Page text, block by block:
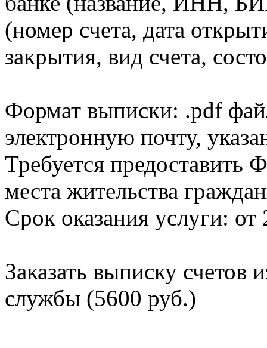
(номер счета, дата
закрытия, вид счета,
Формат выписки: .pdf
электронную почту,
Требуется
места жительства
Срок оказания услуги: от
Заказать выписку счетов
службы (5600 руб.)